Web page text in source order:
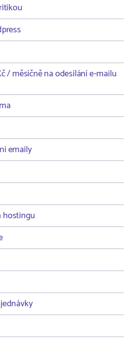
/ měsíčně na odesílání e-mailu
emaily
hostingu